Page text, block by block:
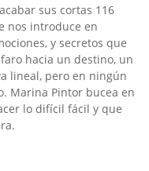
sus cortas 116
nos introduce en
y secretos que
hacia un destino, un
lineal, pero en ningún
Marina Pintor bucea en
lo difícil fácil y que